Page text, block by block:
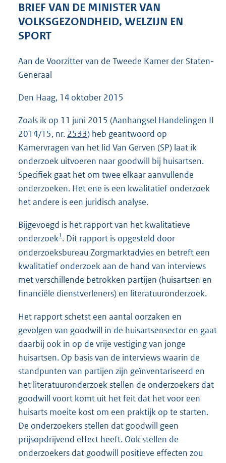
:
3
BRIEF VAN DE MINISTER VAN
VOLKSGEZONDHEID, WELZIJN EN
SPORT
Aan de Voorzitter van de Tweede Kamer der Staten-
Generaal
Den Haag, 14 oktober 2015
Zoals ik op 11 juni 2015 (Aanhangsel Handelingen II
2014/15, nr. 2533) heb geantwoord op
Kamervragen van het lid Van Gerven (SP) laat ik
onderzoek uitvoeren naar goodwill bij huisartsen.
Specifiek gaat het om twee elkaar aanvullende
onderzoeken. Het ene is een kwalitatief onderzoek
het andere is een juridisch analyse.
Bijgevoegd is het rapport van het kwalitatieve
onderzoek1. Dit rapport is opgesteld door
onderzoeksbureau Zorgmarktadvies en betreft een
kwalitatief onderzoek aan de hand van interviews
met verschillende betrokken partijen (huisartsen en
financiële dienstverleners) en literatuuronderzoek.
Het rapport schetst een aantal oorzaken en
gevolgen van goodwill in de huisartsensector en gaat
daarbij ook in op de vrije vestiging van jonge
huisartsen. Op basis van de interviews waarin de
standpunten van partijen zijn geïnventariseerd en
het literatuuronderzoek stellen de onderzoekers dat
goodwill voort komt uit het feit dat het voor een
huisarts moeite kost om een praktijk op te starten.
De onderzoekers stellen dat goodwill geen
prijsopdrijvend effect heeft. Ook stellen de
onderzoekers dat goodwill positieve effecten zou